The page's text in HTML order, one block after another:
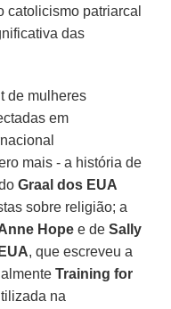
catolicismo patriarcal
das
de mulheres
em
mais - a história de
Graal dos EUA
sobre religião; a
Hope e deSally
EUA, que escreveu a
Training for
na